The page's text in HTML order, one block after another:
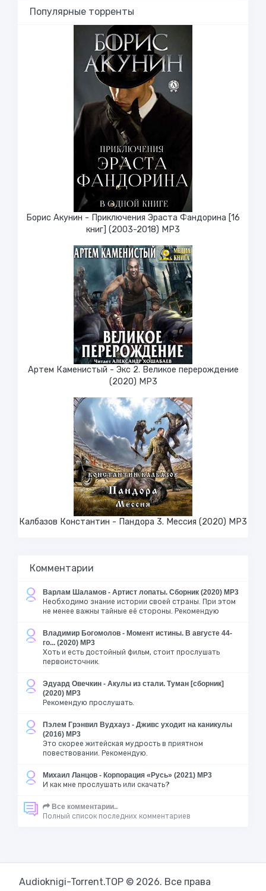
Популярные торренты
Борис Акунин - Приключения Эраста Фандорина [16
книг] (2003-2018) МР3
Артем Каменистый - Экс 2. Великое перерождение
(2020) МР3
Калбазов Константин - Пандора 3. Мессия (2020) MP3
Комментарии
Варлам Шаламов - Артист лопаты. Сборник (2020) MP3
Необходимо знание истории своей страны. При этом
не менее важны тайные её стороны. Рекомендую
Владимир Богомолов - Момент истины. В августе 44-
го... (2020) MP3
Хоть и есть достойный фильм, стоит прослушать
первоисточник.
Эдуард Овечкин - Акулы из стали. Туман [сборник]
(2020) MP3
Рекомендую прослушать.
Пэлем Грэнвил Вудхауз - Дживс уходит на каникулы
(2016) MP3
Это скорее житейская мудрость в приятном
повествовании. Рекомендую.
Михаил Ланцов - Корпорация «Русь» (2021) MP3
И как мне прослушать или скачать?
Все комментарии..
Полный список последних комментариев
Audioknigi-Torrent.TOP © 2026. Все права